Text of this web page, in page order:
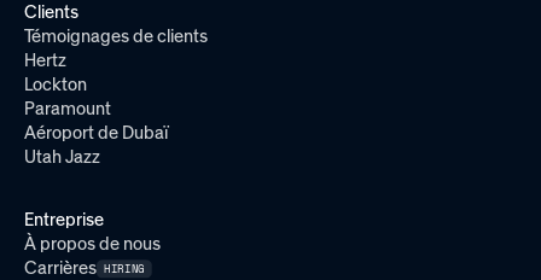
Clients
Témoignages de clients
Hertz
Lockton
Paramount
Aéroport de Dubaï
Utah Jazz
Entreprise
À propos de nous
Carrières HIRING